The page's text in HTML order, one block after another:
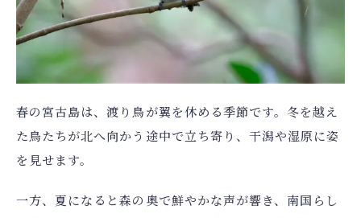
春の宮古島は、渡り鳥が翼を休める季節です。冬を越え
た鳥たちが北へ向かう途中で立ち寄り、干潟や湿原に姿
を見せます。
一方、夏になると森の奥で鮮やかな声が響き、南国らし